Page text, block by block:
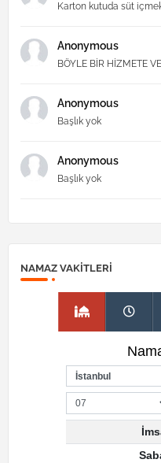
Karton kutuda süt içmek
Anonymous
BÖYLE BİR HİZMETE
Anonymous
Başlık yok
Anonymous
Başlık yok
NAMAZ VAKITLERI